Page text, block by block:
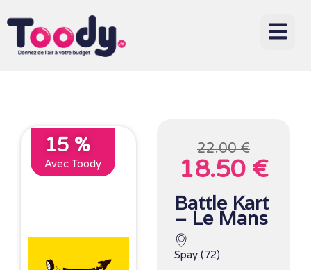
15 %
Avec Toody
22.00 €
18.50 €
Battle Kart
– Le Mans
Spay (72)